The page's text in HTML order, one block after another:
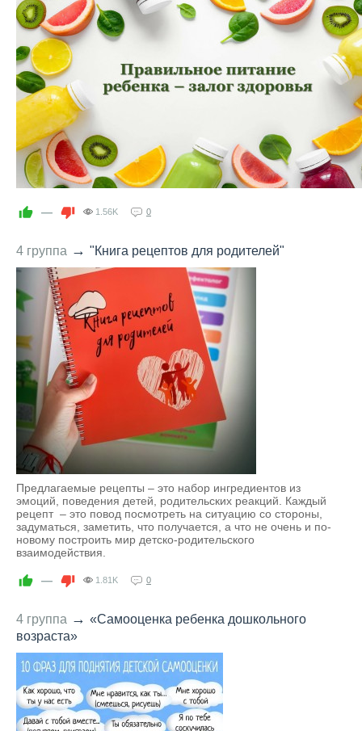
— 1.56K 0
4 группа → "Книга рецептов для родителей"
Предлагаемые рецепты – это набор ингредиентов из
эмоций, поведения детей, родительских реакций. Каждый
рецепт – это повод посмотреть на ситуацию со стороны,
задуматься, заметить, что получается, а что не очень и по-
новому построить мир детско-родительского
взаимодействия.
— 1.81K 0
4 группа → «Самооценка ребенка дошкольного
возраста»